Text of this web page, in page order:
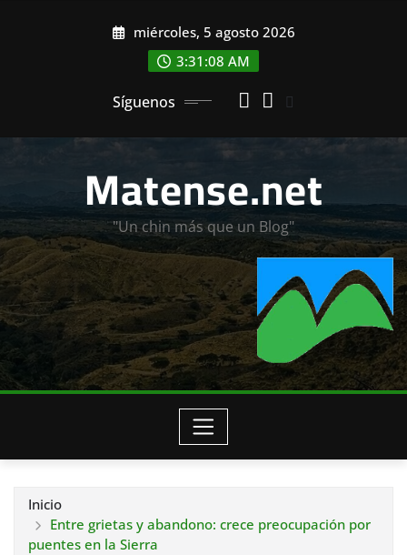
miércoles, 5 agosto 2026
3:31:10 AM
Síguenos
Matense.net
"Un chin más que un Blog"
Inicio
Entre grietas y abandono: crece preocupación por
puentes en la Sierra